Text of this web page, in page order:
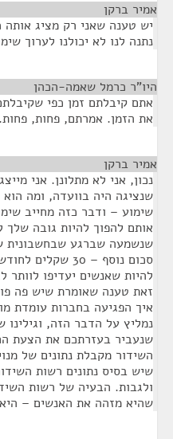
אמיר ברקן
יש טענה שאני רק מציג אותה
נתנה לנו לא יכולנו לערוך
היו"ר כרמל שאמה-הכהן
אתם קיבלתם זמן כפי
את הזמן. אמרתם, פחות, פחות.
אמיר ברקן
נכון, אני לא מתלונן. אני
שנציגה היה בוועדה, ומה
שימוע – ודבר כזה מחייב
אותם להפוך להיות גובה שלך
שנשמעה שברגע שבחשבונית
להיות שאנשים יעדיפו לוותר
זאת טענה שאומרת שיש פה
איך הפגיעה בחברות עומדת
נמליץ על הדבר הזה,
שנעביר בעזרתכם את הצעת
השידור מקבלת נתונים של
שיש בסיס נתונים רשות
ולגבות. הבעיה של רשות
שהיא מזהה את האנשים –